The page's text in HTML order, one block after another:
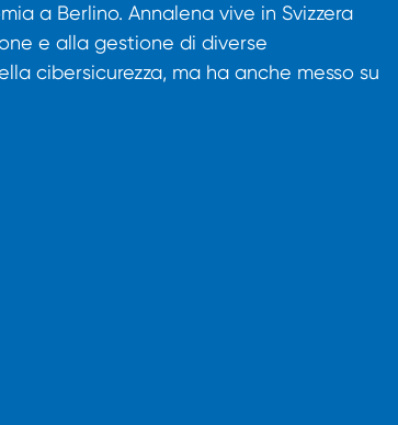
a Berlino. Annalena vive in Svizzera
e alla gestione di diverse
cibersicurezza, ma ha anche messo su